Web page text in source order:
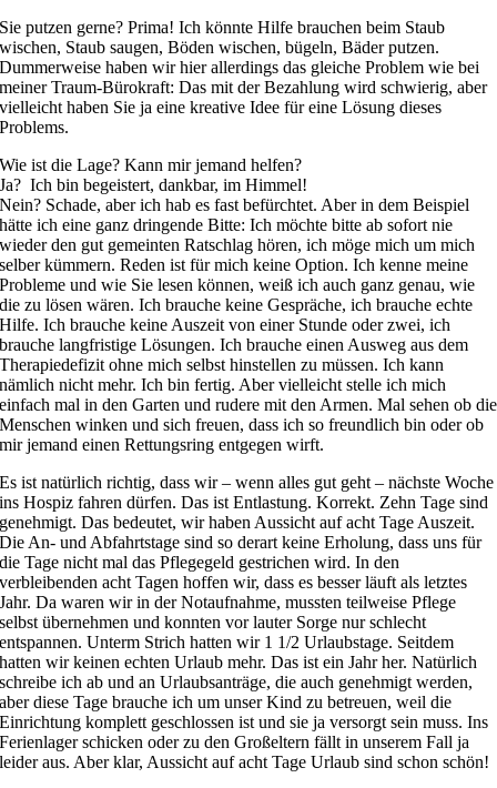
Sie putzen gerne? Prima! Ich könnte Hilfe brauchen beim Staub
wischen, Staub saugen, Böden wischen, bügeln, Bäder putzen.
Dummerweise haben wir hier allerdings das gleiche Problem wie bei
meiner Traum-Bürokraft: Das mit der Bezahlung wird schwierig, aber
vielleicht haben Sie ja eine kreative Idee für eine Lösung dieses
Problems.
Wie ist die Lage? Kann mir jemand helfen?
Ja? Ich bin begeistert, dankbar, im Himmel!
Nein? Schade, aber ich hab es fast befürchtet. Aber in dem Beispiel
hätte ich eine ganz dringende Bitte: Ich möchte bitte ab sofort nie
wieder den gut gemeinten Ratschlag hören, ich möge mich um mich
selber kümmern. Reden ist für mich keine Option. Ich kenne meine
Probleme und wie Sie lesen können, weiß ich auch ganz genau, wie
die zu lösen wären. Ich brauche keine Gespräche, ich brauche echte
Hilfe. Ich brauche keine Auszeit von einer Stunde oder zwei, ich
brauche langfristige Lösungen. Ich brauche einen Ausweg aus dem
Therapiedefizit ohne mich selbst hinstellen zu müssen. Ich kann
nämlich nicht mehr. Ich bin fertig. Aber vielleicht stelle ich mich
einfach mal in den Garten und rudere mit den Armen. Mal sehen ob die
Menschen winken und sich freuen, dass ich so freundlich bin oder ob
mir jemand einen Rettungsring entgegen wirft.
Es ist natürlich richtig, dass wir – wenn alles gut geht – nächste Woche
ins Hospiz fahren dürfen. Das ist Entlastung. Korrekt. Zehn Tage sind
genehmigt. Das bedeutet, wir haben Aussicht auf acht Tage Auszeit.
Die An- und Abfahrtstage sind so derart keine Erholung, dass uns für
die Tage nicht mal das Pflegegeld gestrichen wird. In den
verbleibenden acht Tagen hoffen wir, dass es besser läuft als letztes
Jahr. Da waren wir in der Notaufnahme, mussten teilweise Pflege
selbst übernehmen und konnten vor lauter Sorge nur schlecht
entspannen. Unterm Strich hatten wir 1 1/2 Urlaubstage. Seitdem
hatten wir keinen echten Urlaub mehr. Das ist ein Jahr her. Natürlich
schreibe ich ab und an Urlaubsanträge, die auch genehmigt werden,
aber diese Tage brauche ich um unser Kind zu betreuen, weil die
Einrichtung komplett geschlossen ist und sie ja versorgt sein muss. Ins
Ferienlager schicken oder zu den Großeltern fällt in unserem Fall ja
leider aus. Aber klar, Aussicht auf acht Tage Urlaub sind schon schön!